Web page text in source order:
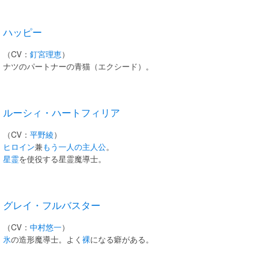
ハッピー
（CV： 釘宮理恵）
ナツのパートナーの青猫（エクシード）。
ルーシィ・ハートフィリア
（CV： 平野綾）
ヒロイン兼もう一人の主人公。
星霊を使役する星霊魔導士。
グレイ・フルバスター
（CV： 中村悠一）
氷の造形魔導士。よく 裸になる癖がある。